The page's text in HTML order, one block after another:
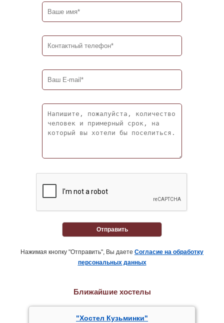
Отправить
Нажимая кнопку "Отправить", Вы даете Согласие на обработку
персональных данных
Ближайшие хостелы
"Хостел Кузьминки"